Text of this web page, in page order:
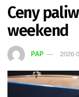
Ceny
weekend
PAP 2026-